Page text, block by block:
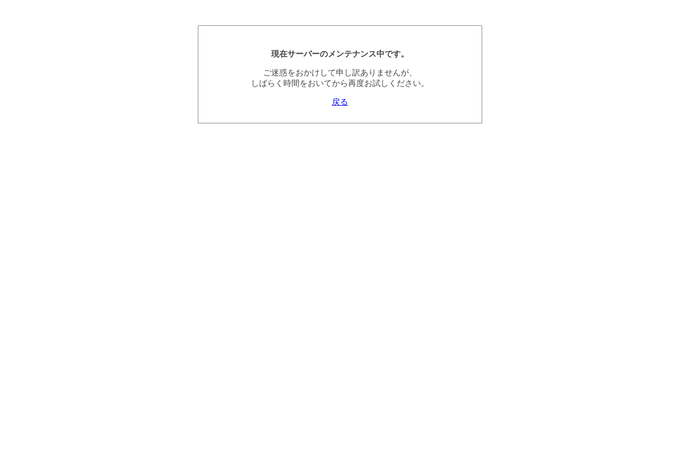
現在サーバーのメンテナンス中です。
ご迷惑をおかけして申し訳ありませんが、
しばらく時間をおいてから再度お試しください。
戻る